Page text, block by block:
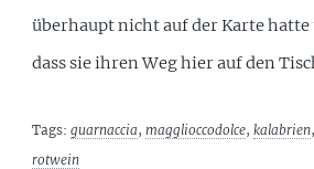
überhaupt nicht auf der Karte
dass sie ihren Weg hier auf den
Tags:guarnaccia, magglioccodolce,kalabrien,
rotwein